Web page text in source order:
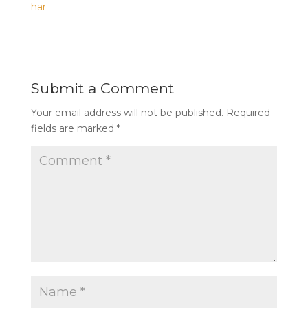
här
Submit a Comment
Your email address will not be published. Required
fields are marked *